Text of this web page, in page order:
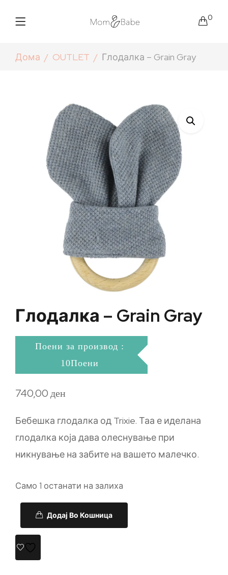
0
Дома OUTLET Глодалка – Grain Gray
Глодалка – Grain Gray
Поени за производ :
10Поени
740,00ден
Бебешка глодалка од Trixie. Таа е иделана
глодалка која дава олеснување при
никнување на забите на вашето малечко.
Само 1 останати на залиха
Додај Во Кошница